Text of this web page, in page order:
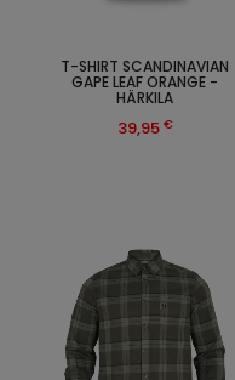
T-SHIRT SCANDINAVIAN
GAPE LEAF ORANGE -
HÄRKILA
39,95 €